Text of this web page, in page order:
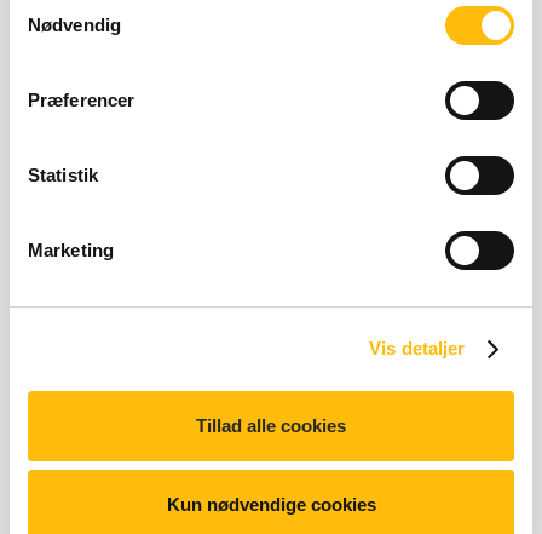
Nødvendig
Præferencer
Statistik
Marketing
Vis detaljer
Tillad alle cookies
Kun nødvendige cookies
Relaterede produkter